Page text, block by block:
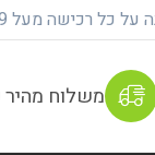
משלוח מהיר עם 100%